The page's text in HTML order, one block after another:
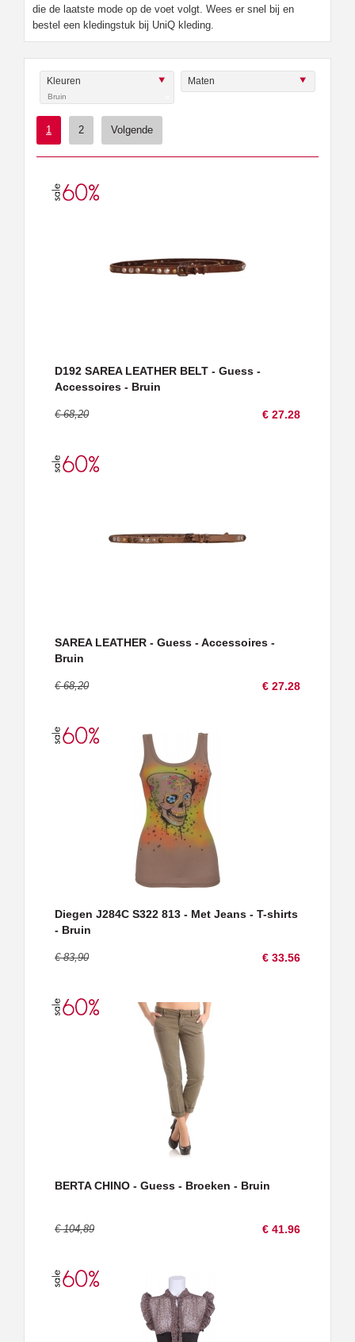
die de laatste mode op de voet volgt. Wees er snel bij en
bestel een kledingstuk bij UniQ kleding.
Kleuren
Bruin
Maten
1 2 Volgende
D192 SAREA LEATHER BELT - Guess -
Accessoires - Bruin
€ 68,20 € 27.28
SAREA LEATHER - Guess - Accessoires -
Bruin
€ 68,20 € 27.28
Diegen J284C S322 813 - Met Jeans - T-shirts
- Bruin
€ 83,90 € 33.56
BERTA CHINO - Guess - Broeken - Bruin
€ 104,89 € 41.96